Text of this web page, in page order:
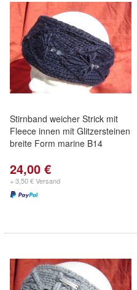
Stirnband weicher Strick mit
Fleece innen mit Glitzersteinen
breite Form marine B14
24,00 €
+ 3,50 € Versand